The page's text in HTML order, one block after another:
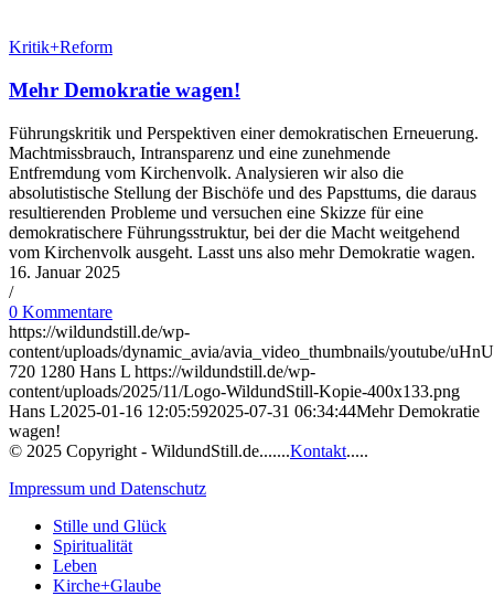
Kritik+Reform
Mehr Demokratie wagen!
Führungskritik und Perspektiven einer demokratischen Erneuerung.
Machtmissbrauch, Intransparenz und eine zuneh­mende
Entfremdung vom Kirchenvolk. Analysieren wir also die
absolutistische Stellung der Bischöfe und des Papsttums, die daraus
resul­tierenden Probleme und versuchen eine Skizze für eine
demokratischere Führungsstruktur, bei der die Macht weitgehend
vom Kirchenvolk ausgeht. Lasst uns also mehr Demokratie wagen.
16. Januar 2025
/
0 Kommentare
https://wildundstill.de/wp-
content/uploads/dynamic_avia/avia_video_thumbnails/youtube/
720 1280 Hans L https://wildundstill.de/wp-
content/uploads/2025/11/Logo-WildundStill-Kopie-400x133.png
Hans L2025-01-16 12:05:592025-07-31 06:34:44Mehr Demokratie
wagen!
© 2025 Copyright - WildundStill.de.......Kontakt.....
Impressum und Datenschutz
Stille und Glück
Spiritualität
Leben
Kirche+Glaube